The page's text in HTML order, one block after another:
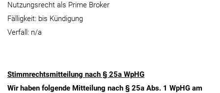
Nutzungsrecht als Prime Broker
Fälligkeit: bis Kündigung
Verfall: n/a
Stimmrechtsmitteilung nach § 25a WpHG
Wir haben folgende Mitteilung nach § 25a Abs. 1 WpHG am